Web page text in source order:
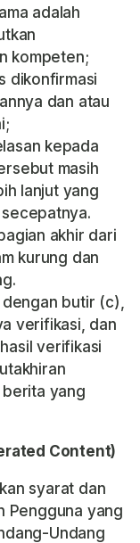
adalah
kompeten;
dikonfirmasi
dan atau
kepada
masih
lanjut yang
akhir dari
kurung dan
butir (c),
verifikasi, dan
verifikasi
yang
Content)
syarat dan
Pengguna yang
Undang